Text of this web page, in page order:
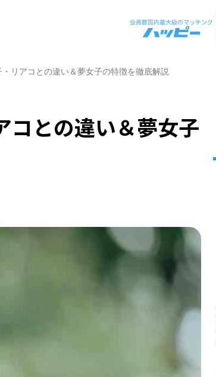
・リアコとの違い＆夢女子の特徴を徹底解説
コとの違い＆夢女子